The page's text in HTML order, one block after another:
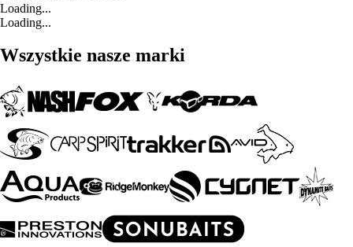
Loading...
Loading...
Wszystkie nasze marki